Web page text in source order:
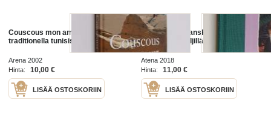
Couscous mon amour det
traditionella tunisiska köket
Arena 2002
Hinta:
10,00 €
LISÄÄ OSTOSKORIIN
Mon amour : ranskalaisen
parisuhteen jäljillä
Atena 2018
Hinta:
11,00 €
LISÄÄ OSTOSKORIIN